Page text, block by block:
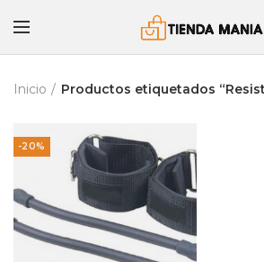
Inicio Productos etiquetados
-20%